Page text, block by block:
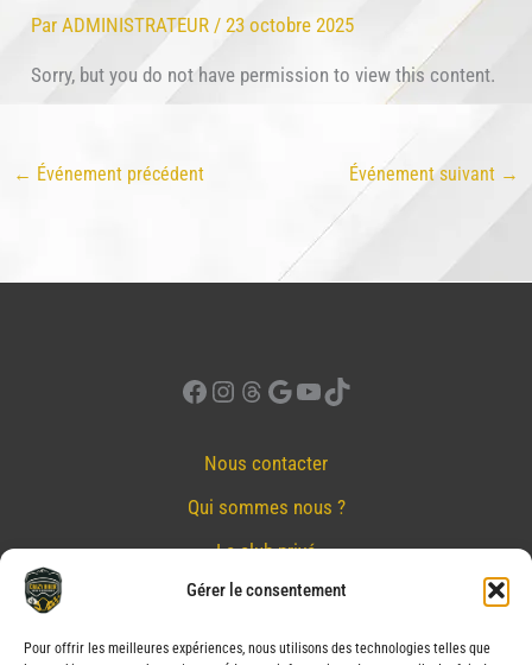
Gérer le consentement
Pour offrir les meilleures expériences, nous utilisons des technologies telles que
ParADMINISTRATEUR /23 octobre 2025
Sorry, but you do not have permission to view this content.
← Événement précédent Événement suivant →
Facebook
Instagram
Threads
Google
YouTube
TikTok
Nous contacter
Qui sommes nous ?
Le club privé
Réserver
Nos partenaires